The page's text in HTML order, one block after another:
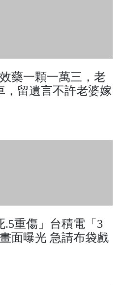
藥一顆一萬三，老
，留遺言不許老婆嫁
.5重傷」台積電「3
面曝光 急請布袋戲